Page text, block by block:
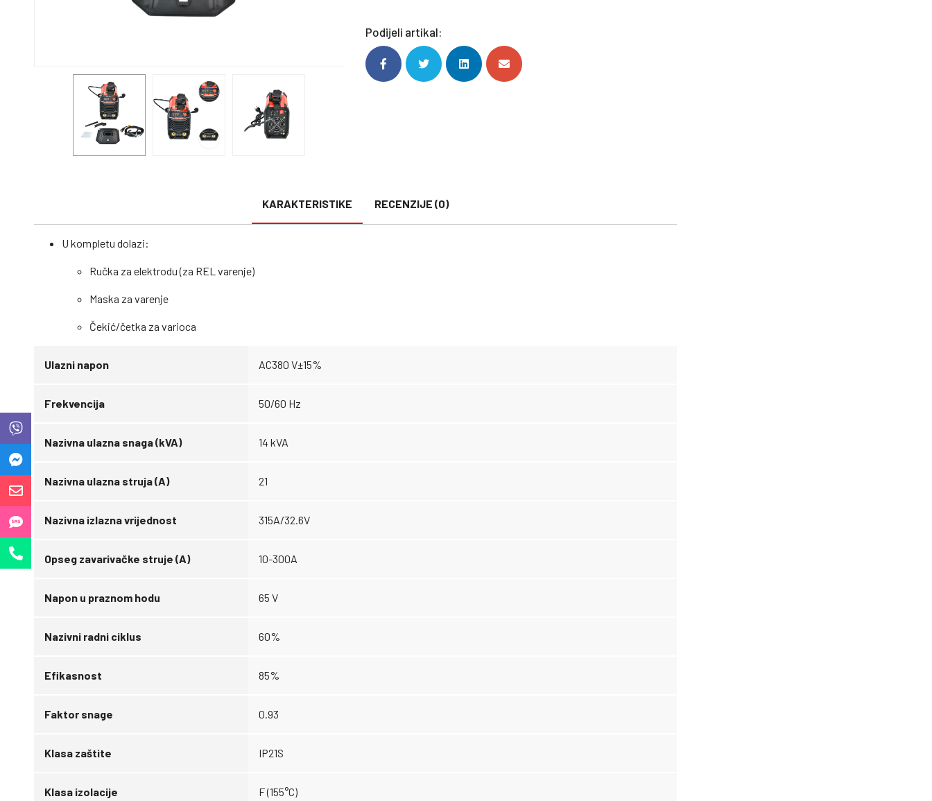
Podijeli artikal:
KARAKTERISTIKE RECENZIJE (0)
U kompletu dolazi:
Ručka za elektrodu (za REL varenje)
Maska za varenje
Čekić/četka za varioca
Ulazni napon AC380 V±15%
Frekvencija 50/60 Hz
Nazivna ulazna snaga (kVA) 14 kVA
Nazivna ulazna struja (A) 21
Nazivna izlazna vrijednost 315A/32.6V
Opseg zavarivačke struje (A) 10-300A
Napon u praznom hodu 65 V
Nazivni radni ciklus 60%
Efikasnost 85%
Faktor snage 0.93
Klasa zaštite IP21S
Klasa izolacije F (155°C)